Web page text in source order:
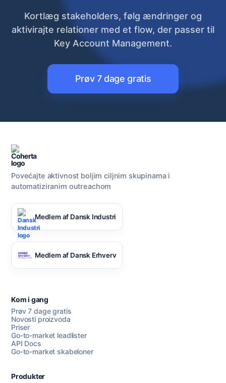
Kortlæg stakeholders, følg ændringer og
aktivirajte relationer med et flow, der passer til
Key Account Management.
Prøv 7 dage gratis
Povećajte aktivnost boljim ciljnim skupinama i
automatiziranim outreachom
Medlem af Dansk Industri
Medlem af Dansk Erhverv
Kom i gang
Prøv 7 dage gratis
Novosti proizvoda
Priser
Go-to-market leadlister
API Docs
Go-to-market skabeloner
Produkter